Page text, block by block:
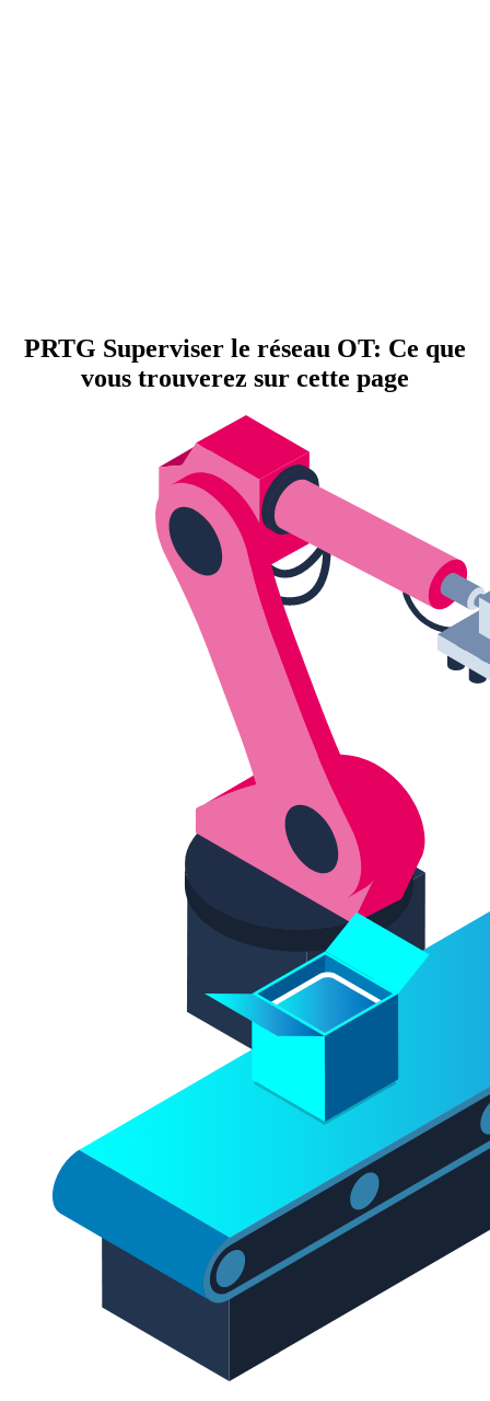
PRTG Superviser le réseau OT: Ce que
vous trouverez sur cette page